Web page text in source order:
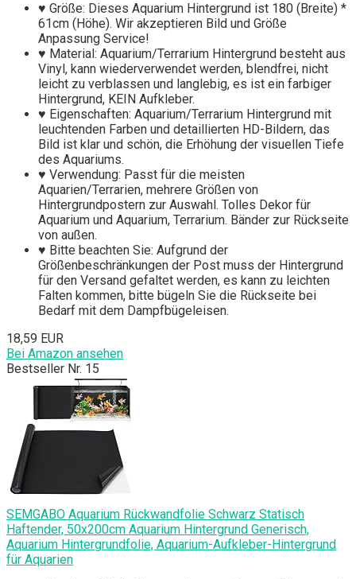
♥ Größe: Dieses Aquarium Hintergrund ist 180 (Breite) *
61cm (Höhe). Wir akzeptieren Bild und Größe
Anpassung Service!
♥ Material: Aquarium/Terrarium Hintergrund besteht aus
Vinyl, kann wiederverwendet werden, blendfrei, nicht
leicht zu verblassen und langlebig, es ist ein farbiger
Hintergrund, KEIN Aufkleber.
♥ Eigenschaften: Aquarium/Terrarium Hintergrund mit
leuchtenden Farben und detaillierten HD-Bildern, das
Bild ist klar und schön, die Erhöhung der visuellen Tiefe
des Aquariums.
♥ Verwendung: Passt für die meisten
Aquarien/Terrarien, mehrere Größen von
Hintergrundpostern zur Auswahl. Tolles Dekor für
Aquarium und Aquarium, Terrarium. Bänder zur Rückseite
von außen.
♥ Bitte beachten Sie: Aufgrund der
Größenbeschränkungen der Post muss der Hintergrund
für den Versand gefaltet werden, es kann zu leichten
Falten kommen, bitte bügeln Sie die Rückseite bei
Bedarf mit dem Dampfbügeleisen.
18,59 EUR
Bei Amazon ansehen
Bestseller Nr. 15
SEMGABO Aquarium Rückwandfolie Schwarz Statisch
Haftender, 50x200cm Aquarium Hintergrund Generisch,
Aquarium Hintergrundfolie, Aquarium-Aufkleber-Hintergrund
für Aquarien